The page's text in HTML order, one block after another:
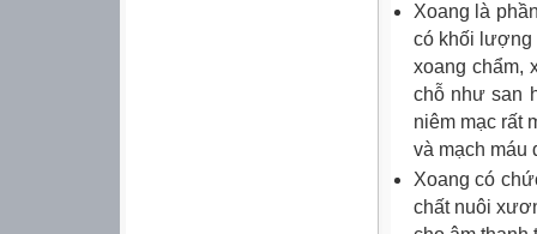
Xoang là
có khối lượng
xoang chẩm,
chỗ như san
niêm mạc rất
và mạch
Xoang có
chất nuôi